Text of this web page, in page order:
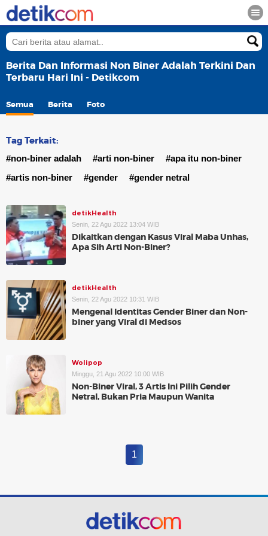
Berita Dan Informasi Non Biner Adalah Terkini Dan
Terbaru Hari Ini - Detikcom
Semua Berita Foto
Tag Terkait:
#non-biner adalah #arti non-biner
#apa itu non-biner
#artis non-biner
#gender #gender netral
detikHealth
Senin, 22 Agu 2022 13:04 WIB
Dikaitkan dengan Kasus Viral Maba Unhas,
Apa Sih Arti Non-Biner?
detikHealth
Senin, 22 Agu 2022 10:31 WIB
Mengenal Identitas Gender Biner dan Non-
biner yang Viral di Medsos
Wolipop
Minggu, 21 Agu 2022 10:00 WIB
Non-Biner Viral, 3 Artis Ini Pilih Gender
Netral, Bukan Pria Maupun Wanita
1